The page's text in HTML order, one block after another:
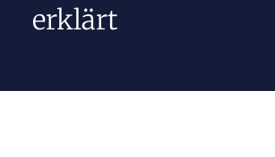
erklärt